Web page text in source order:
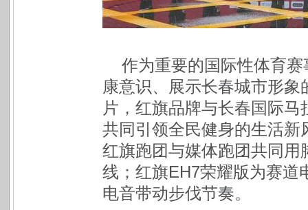
作为重要的国际性体育
康意识、展示长春城市形
片，红旗品牌与长春国际马
共同引领全民健身的生活
红旗跑团与媒体跑团共同
线；红旗EH7荣耀版为赛道
电音带动步伐节奏。